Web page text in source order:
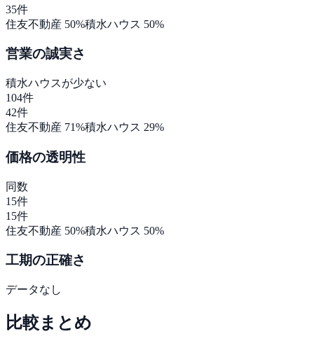
35件
住友不動産 50%積水ハウス 50%
営業の誠実さ
積水ハウスが少ない
104件
42件
住友不動産 71%積水ハウス 29%
価格の透明性
同数
15件
15件
住友不動産 50%積水ハウス 50%
工期の正確さ
データなし
比較まとめ